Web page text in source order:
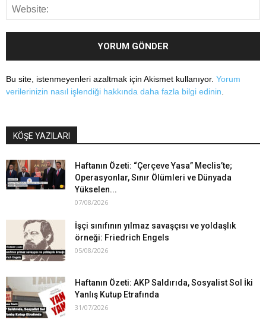
Bu site, istenmeyenleri azaltmak için Akismet kullanıyor. Yorum
verilerinizin nasıl işlendiği hakkında daha fazla bilgi edinin
KÖŞE YAZILARI
Haftanın Özeti: “Çerçeve Yasa” Meclis’te;
Operasyonlar, Sınır Ölümleri ve Dünyada
Yükselen...
07/08/2026
İşçi sınıfının yılmaz savaşçısı ve yoldaşlık
örneği: Friedrich Engels
05/08/2026
Haftanın Özeti: AKP Saldırıda, Sosyalist Sol İki
Yanlış Kutup Etrafında
31/07/2026